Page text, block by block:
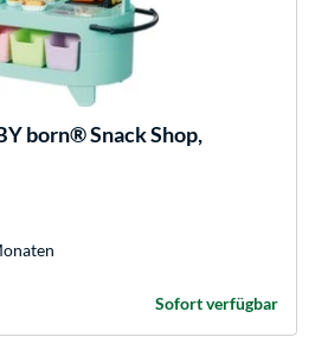
born® Snack Shop,
Sofort verfügbar